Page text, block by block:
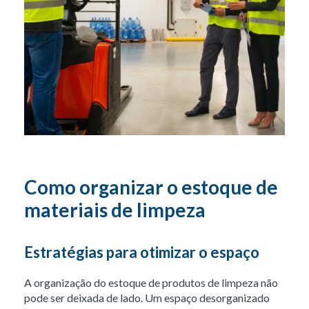
Como organizar o estoque de
materiais de limpeza
Estratégias para otimizar o espaço
A organização do estoque de produtos de limpeza não
pode ser deixada de lado. Um espaço desorganizado